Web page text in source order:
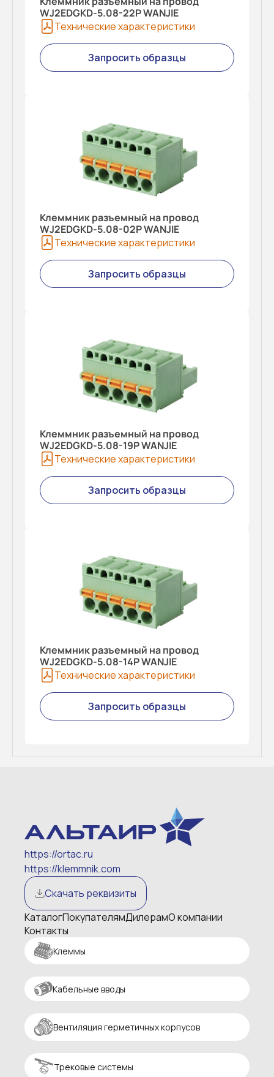
WJ2EDGKD-5.08-22P WANJIE
Технические характеристики
Запросить образцы
Клеммник разъемный на провод
WJ2EDGKD-5.08-02P WANJIE
Технические характеристики
Запросить образцы
Клеммник разъемный на провод
WJ2EDGKD-5.08-19P WANJIE
Технические характеристики
Запросить образцы
Клеммник разъемный на провод
WJ2EDGKD-5.08-14P WANJIE
Технические характеристики
Запросить образцы
https://ortac.ru
https://klemmnik.com
Скачать реквизиты
КаталогПокупателямДилерамО компании
Контакты
Клеммы
Кабельные вводы
Вентиляция герметичных корпусов
Трековые системы